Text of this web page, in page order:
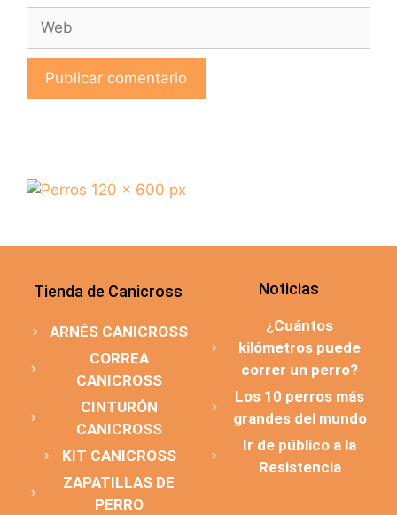
Tienda de Canicross
ARNÉS CANICROSS
CORREA
CANICROSS
CINTURÓN
CANICROSS
KIT CANICROSS
ZAPATILLAS DE
PERRO
Noticias
¿Cuántos
kilómetros puede
correr un perro?
Los 10 perros más
grandes del mundo
Ir de público a la
Resistencia